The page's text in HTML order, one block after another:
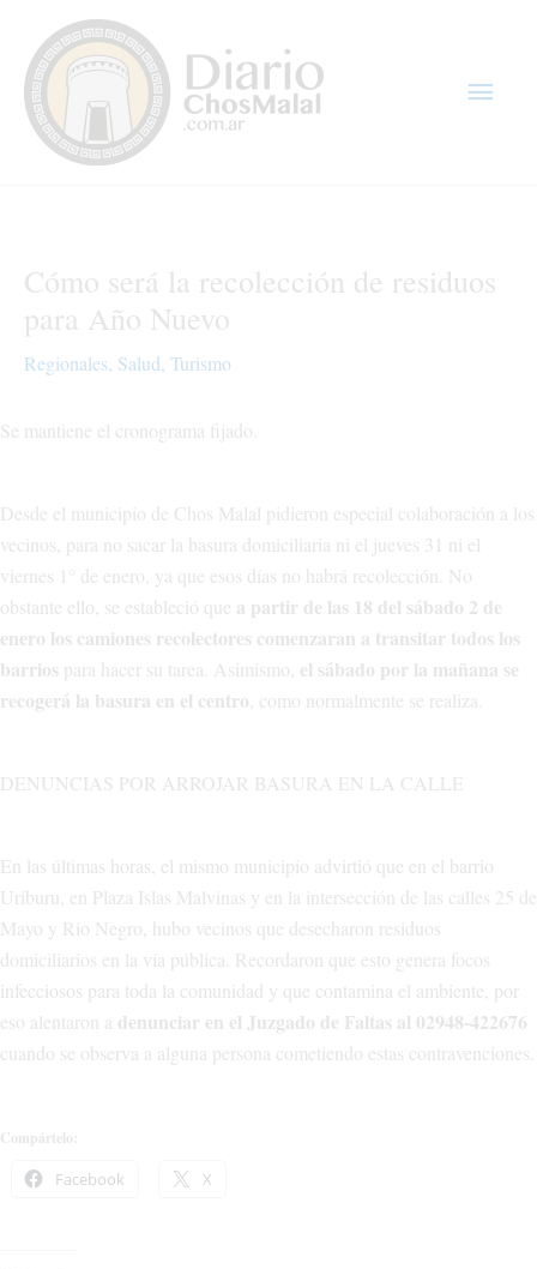
contenido
Cómo será la recolección de residuos
para Año Nuevo
Regionales, Salud, Turismo
Se mantiene el cronograma fijado.
Desde el municipio de Chos Malal pidieron especial colaboración a los
vecinos, para no sacar la basura domiciliaria ni el jueves 31 ni el
viernes 1° de enero, ya que esos días no habrá recolección. No
obstante ello, se estableció que a partir de las 18 del sábado 2 de
enero los camiones recolectores comenzaran a transitar todos los
barrios para hacer su tarea. Asimismo, el sábado por la mañana se
recogerá la basura en el centro , como normalmente se realiza.
DENUNCIAS POR ARROJAR BASURA EN LA CALLE
En las últimas horas, el mismo municipio advirtió que en el barrio
Uriburu, en Plaza Islas Malvinas y en la intersección de las calles 25 de
Mayo y Rio Negro, hubo vecinos que desecharon residuos
domiciliarios en la vía pública. Recordaron que esto genera focos
infecciosos para toda la comunidad y que contamina el ambiente, por
eso alentaron a denunciar en el Juzgado de Faltas al 02948-422676
cuando se observa a alguna persona cometiendo estas contravenciones.
Compártelo:
Facebook X